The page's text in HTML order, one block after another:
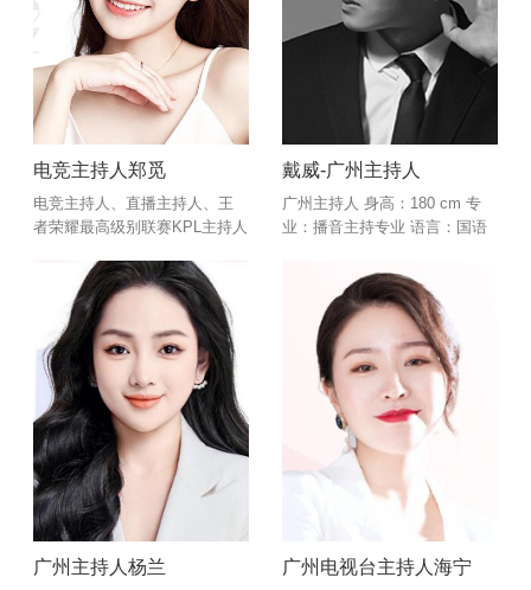
电竞主持人郑觅
电竞主持人、直播主持人、王
者荣耀最高级别联赛KPL主持人
戴威-广州主持人
广州主持人 身高：180 cm 专
业：播音主持专业 语言：国语
幽默同具，声线浑厚有磁性，
擅长渲染现场气氛临场反应能
力强。 带动观众情绪让他们更
快能进入到活动中天生热爱舞
台热爱主持。
广州主持人杨兰 广州电视台主持人海宁